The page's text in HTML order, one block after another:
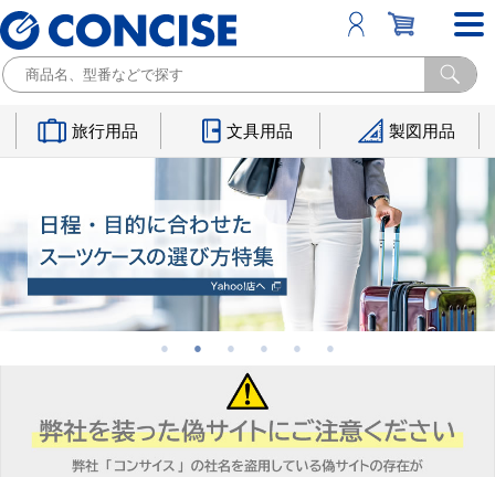
旅行用品 文具用品 製図用品